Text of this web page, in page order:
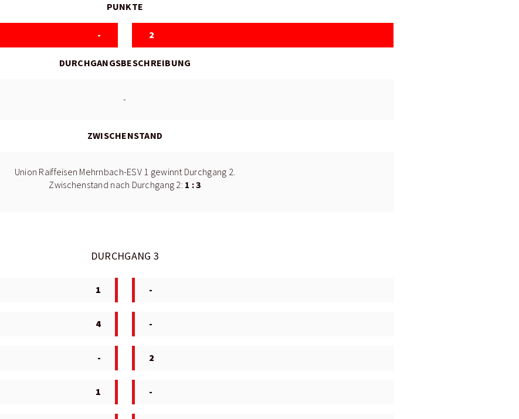
PUNKTE
- 2
DURCHGANGSBESCHREIBUNG
-
ZWISCHENSTAND
Union Raiffeisen Mehrnbach-ESV 1 gewinnt Durchgang 2.
Zwischenstand nach Durchgang 2: 1 : 3
DURCHGANG 3
1 -
4 -
- 2
1 -